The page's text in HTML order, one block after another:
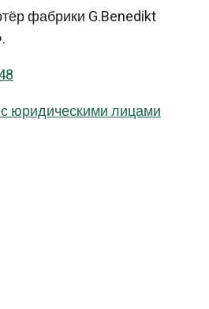
фабрики G.Benedikt
юридическими лицами